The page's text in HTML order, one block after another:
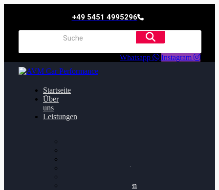
+49 5451 4995296
Whatsapp Instagram
Startseite
Über
uns
Leistungen
Getriebeoptimierung
Bremsscheiben planen